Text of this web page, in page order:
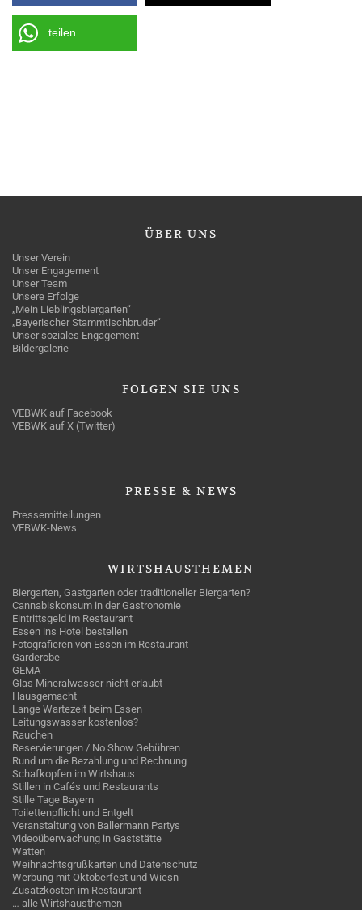
teilen
ÜBER UNS
Unser Verein
Unser Engagement
Unser Team
Unsere Erfolge
„Mein Lieblingsbiergarten“
„Bayerischer Stammtischbruder“
Unser soziales Engagement
Bildergalerie
FOLGEN SIE UNS
VEBWK auf Facebook
VEBWK auf X (Twitter)
PRESSE & NEWS
Pressemitteilungen
VEBWK-News
WIRTSHAUSTHEMEN
Biergarten, Gastgarten oder traditioneller Biergarten?
Cannabiskonsum in der Gastronomie
Eintrittsgeld im Restaurant
Essen ins Hotel bestellen
Fotografieren von Essen im Restaurant
Garderobe
GEMA
Glas Mineralwasser nicht erlaubt
Hausgemacht
Lange Wartezeit beim Essen
Leitungswasser kostenlos?
Rauchen
Reservierungen / No Show Gebühren
Rund um die Bezahlung und Rechnung
Schafkopfen im Wirtshaus
Stillen in Cafés und Restaurants
Stille Tage Bayern
Toilettenpflicht und Entgelt
Veranstaltung von Ballermann Partys
Videoüberwachung in Gaststätte
Watten
Weihnachtsgrußkarten und Datenschutz
Werbung mit Oktoberfest und Wiesn
Zusatzkosten im Restaurant
… alle Wirtshausthemen